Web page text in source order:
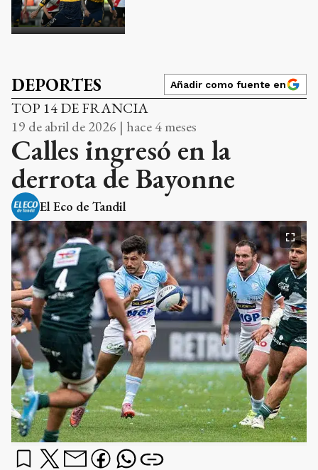
DEPORTES Añadir como fuente en
TOP 14 DE FRANCIA
19 de abril de 2026 | hace 4 meses
Calles ingresó en la
derrota de Bayonne
El Eco de Tandil